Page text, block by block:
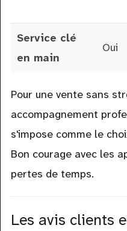
Service clé
en main
Oui
Pour une vente sans
accompagnement
s'impose comme le
Bon courage avec les
pertes de temps.
Les avis clients